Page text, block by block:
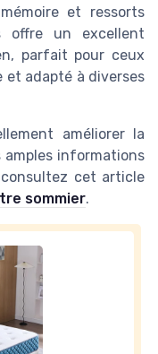
et ressorts
offre un excellent
parfait pour ceux
adapté à diverses
améliorer la
informations
cet article
sommier.